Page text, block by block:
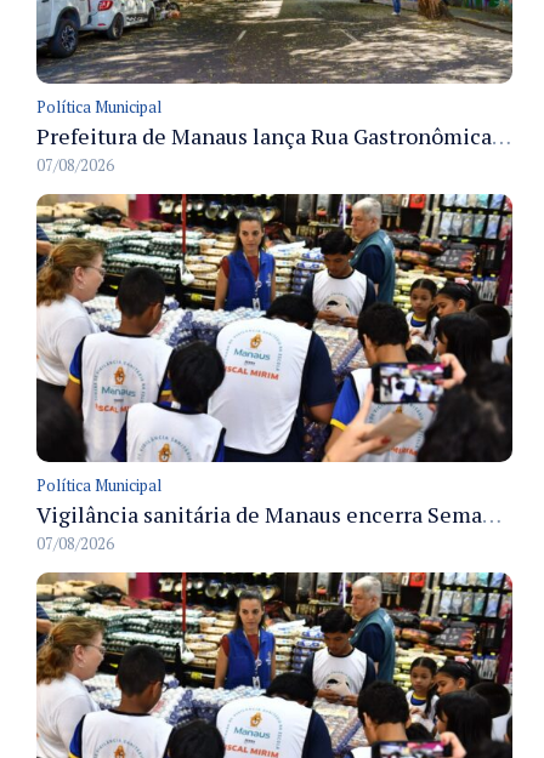
Política Municipal
Prefeitura de Manaus lança Rua Gastronômica preservando as 17 árvores da Ferreira Pena no Centro
07/08/2026
Política Municipal
Vigilância sanitária de Manaus encerra Semana da Vigilância com painel para médicos recém-formados e projeto Fiscal Mirim
07/08/2026